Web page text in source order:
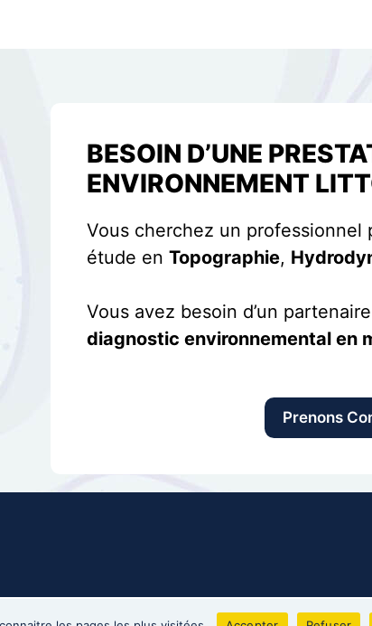
BESOIN D’UNE
ENVIRONNEMENT
Vous cherchez un professionnel
étude en Topographie,
Vous avez besoin d’un
diagnostic environnemental en
Prenons